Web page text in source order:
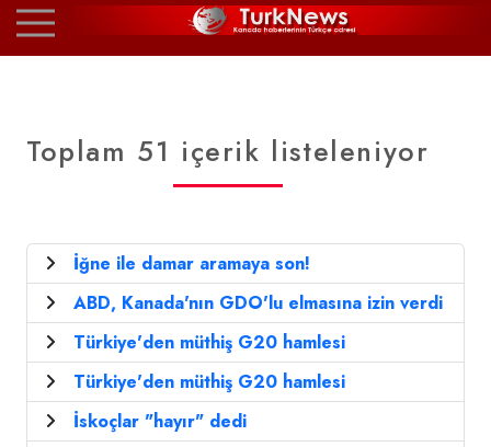
Toplam 51 içerik listeleniyor
İğne ile damar aramaya son!
ABD, Kanada'nın GDO'lu elmasına izin verdi
Türkiye'den müthiş G20 hamlesi
Türkiye'den müthiş G20 hamlesi
İskoçlar "hayır" dedi